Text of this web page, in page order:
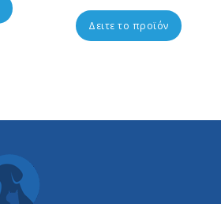
Δειτε το προϊόν